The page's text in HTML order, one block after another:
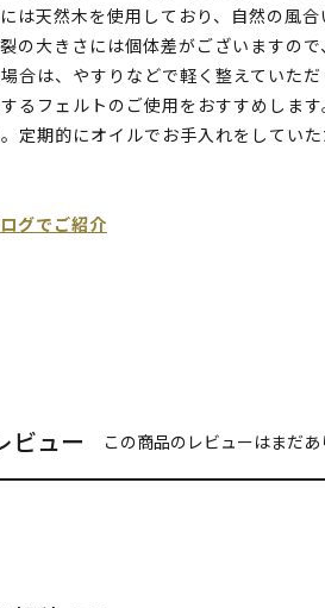
は天然木を使用しており、自然の風
の大きさには個体差がございますの
合は、やすりなどで軽く整えていた
るフェルトのご使用をおすすめしま
定期的にオイルでお手入れをしてい
グでご紹介
ビュー この商品のレビューはまだあ